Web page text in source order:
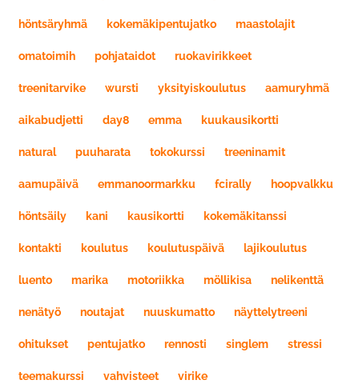
höntsäryhmä kokemäkipentujatko maastolajit
omatoimih pohjataidot ruokavirikkeet
treenitarvike wursti yksityiskoulutus aamuryhmä
aikabudjetti day8 emma kuukausikortti
natural puuharata tokokurssi treeninamit
aamupäivä emmanoormarkku fcirally hoopvalkku
höntsäily kani kausikortti kokemäkitanssi
kontakti koulutus koulutuspäivä lajikoulutus
luento marika motoriikka möllikisa nelikenttä
nenätyö noutajat nuuskumatto näyttelytreeni
ohitukset pentujatko rennosti singlem stressi
teemakurssi vahvisteet virike